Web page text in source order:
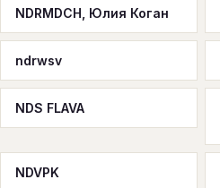
NDRMDCH, Юлия Коган
ndrwsv
NDS FLAVA
NDVPK